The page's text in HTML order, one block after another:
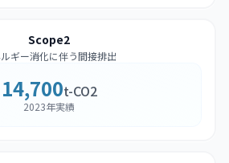
Scope2
ギー消化に伴う間接排出
14,700t-CO2
2023年実績